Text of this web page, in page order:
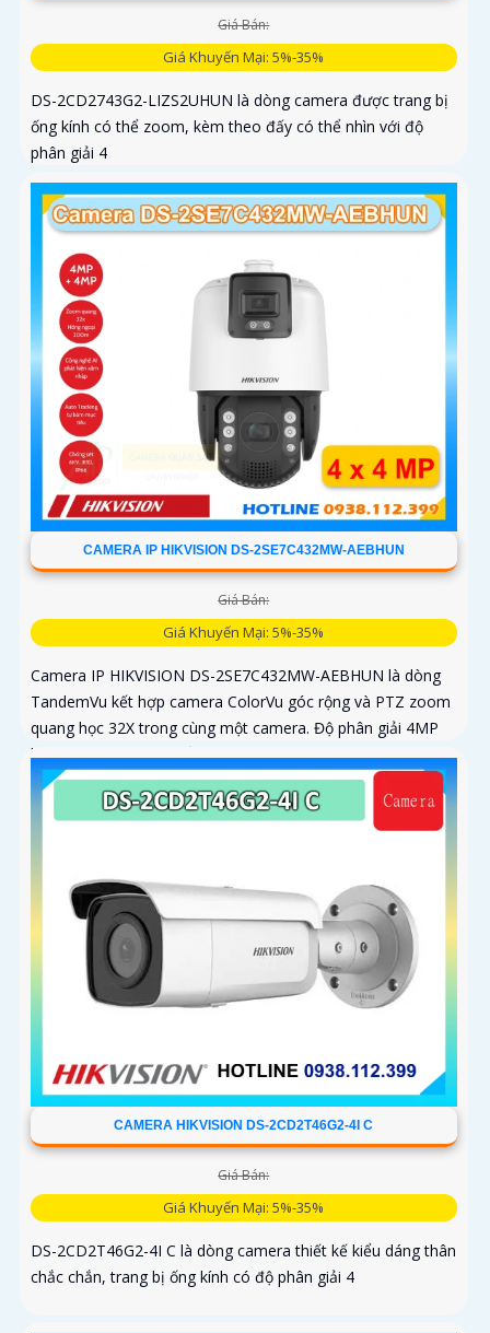
Giá Bán:
Giá Khuyến Mại: 5%-35%
DS-2CD2743G2-LIZS2UHUN là dòng camera được trang bị
ống kính có thể zoom, kèm theo đấy có thể nhìn với độ
phân giải 4
CAMERA IP HIKVISION DS-2SE7C432MW-AEBHUN
Giá Bán:
Giá Khuyến Mại: 5%-35%
Camera IP HIKVISION DS-2SE7C432MW-AEBHUN là dòng
TandemVu kết hợp camera ColorVu góc rộng và PTZ zoom
quang học 32X trong cùng một camera. Độ phân giải 4MP
hồng ngoại 200m chuẩn nén H
CAMERA HIKVISION DS-2CD2T46G2-4I C
Giá Bán:
Giá Khuyến Mại: 5%-35%
DS-2CD2T46G2-4I C là dòng camera thiết kế kiểu dáng thân
chắc chắn, trang bị ống kính có độ phân giải 4